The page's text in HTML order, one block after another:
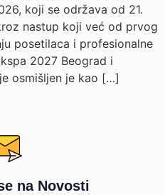
koji se održava od 21.
nastup koji već od prvog
posetilaca i profesionalne
2027 Beograd i
osmišljen je kao […]
na Novosti